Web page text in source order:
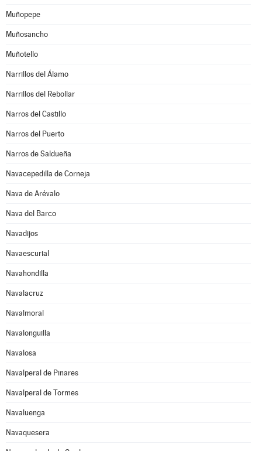
Muñopepe
Muñosancho
Muñotello
Narrillos del Álamo
Narrillos del Rebollar
Narros del Castillo
Narros del Puerto
Narros de Saldueña
Navacepedilla de Corneja
Nava de Arévalo
Nava del Barco
Navadijos
Navaescurial
Navahondilla
Navalacruz
Navalmoral
Navalonguilla
Navalosa
Navalperal de Pinares
Navalperal de Tormes
Navaluenga
Navaquesera